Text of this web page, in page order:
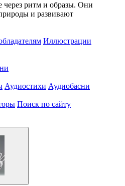
через ритм и образы. Они
и развивают
Иллюстрации
Аудиостихи Аудиобасни
Поиск по сайту